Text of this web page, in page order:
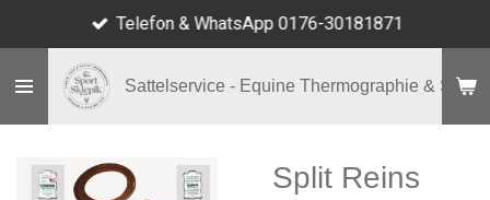
Hauptinhalt
springen
Sattelservice - Equine Thermographie & Shop
Telefon & WhatsApp 0176-30181871
Split Reins